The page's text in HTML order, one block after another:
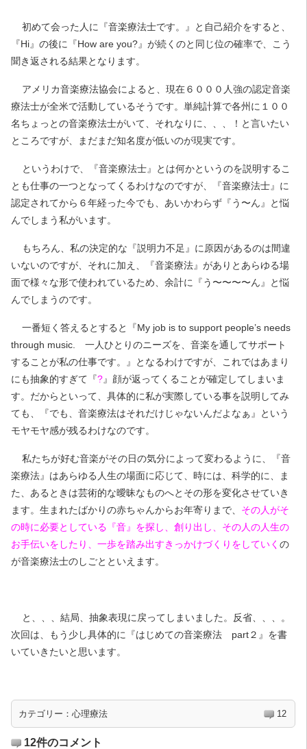
初めて会った人に『音楽療法士です。』と自己紹介をすると、
『Hi』の後に『How are you?』が続くのと同じ位の確率で、こう
聞き返される結果となります。
アメリカ音楽療法協会によると、現在６０００人強の認定音楽
療法士が全米で活動しているそうです。単純計算で各州に１００
名ちょっとの音楽療法士がいて、それなりに、、、！と言いたい
ところですが、まだまだ知名度が低いのが現実です。
というわけで、『音楽療法士』とは何かというのを説明するこ
とも仕事の一つとなってくるわけなのですが、『音楽療法士』に
認定されてから６年経った今でも、あいかわらず『う〜ん』と悩
んでしまう私がいます。
もちろん、私の決定的な『説明力不足』に原因があるのは間違
いないのですが、それに加え、『音楽療法』がありとあらゆる場
面で様々な形で使われているため、余計に『う〜〜〜〜ん』と悩
んでしまうのです。
一番短く答えるとすると『My job is to support people’s needs
through music. 一人ひとりのニーズを、音楽を通してサポート
することが私の仕事です。』となるわけですが、これではあまり
にも抽象的すぎて『?』顔が返ってくることが確定してしまいま
す。だからといって、具体的に私が実際している事を説明してみ
ても、『でも、音楽療法はそれだけじゃないんだよなぁ』という
モヤモヤ感が残るわけなのです。
私たちが好む音楽がその日の気分によって変わるように、『音
楽療法』はあらゆる人生の場面に応じて、時には、科学的に、ま
た、あるときは芸術的な曖昧なものへとその形を変化させていき
ます。生まれたばかりの赤ちゃんからお年寄りまで、 その人がそ
の時に必要としている『音』を探し、創り出し、その人の人生の
お手伝いをしたり、一歩を踏み出すきっかけづくりをしていく の
が音楽療法士のしごとといえます。
と、、、結局、抽象表現に戻ってしまいました。反省、、、。
次回は、もう少し具体的に『はじめての音楽療法 part２』を書
いていきたいと思います。
カテゴリー： 心理療法 12
12件のコメント